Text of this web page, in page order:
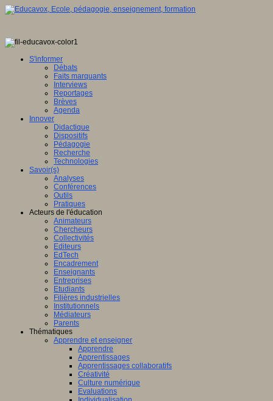
S'informer
Débats
Faits marquants
Interviews
Reportages
Brèves
Agenda
Innover
Didactique
Dispositifs
Pédagogie
Recherche
Technologies
Savoir(s)
Analyses
Conférences
Outils
Pratiques
Acteurs de l'éducation
Animateurs
Chercheurs
Collectivités
Editeurs
EdTech
Encadrement
Enseignants
Entreprises
Etudiants
Filières industrielles
Institutionnels
Médiateurs
Parents
Thématiques
Apprendre et enseigner
Apprendre
Apprentissages
Apprentissages collaboratifs
Créativité
Culture numérique
Evaluations